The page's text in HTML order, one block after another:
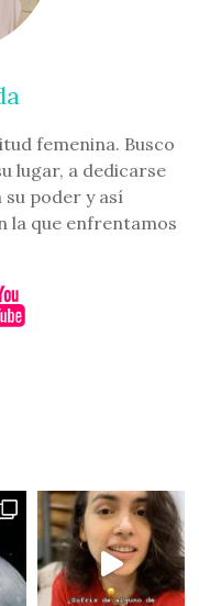
femenina. Busco
lugar, a dedicarse
poder y así
la que enfrentamos